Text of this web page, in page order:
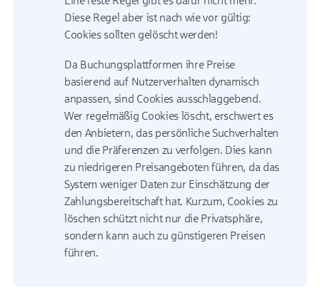
Diese Regel aber ist nach wie vor gültig:
Cookies sollten gelöscht werden!
Da Buchungsplattformen ihre Preise
basierend auf Nutzerverhalten dynamisch
anpassen, sind Cookies ausschlaggebend.
Wer regelmäßig Cookies löscht, erschwert es
den Anbietern, das persönliche Suchverhalten
und die Präferenzen zu verfolgen. Dies kann
zu niedrigeren Preisangeboten führen, da das
System weniger Daten zur Einschätzung der
Zahlungsbereitschaft hat. Kurzum, Cookies zu
löschen schützt nicht nur die Privatsphäre,
sondern kann auch zu günstigeren Preisen
führen.